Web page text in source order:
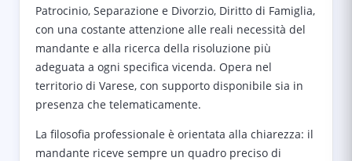
Patrocinio, Separazione e Divorzio, Diritto di Famiglia,
con una costante attenzione alle reali necessità del
mandante e alla ricerca della risoluzione più
adeguata a ogni specifica vicenda. Opera nel
territorio di Varese, con supporto disponibile sia in
presenza che telematicamente.
La filosofia professionale è orientata alla chiarezza: il
mandante riceve sempre un quadro preciso di